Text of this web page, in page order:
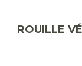
ROUILLE